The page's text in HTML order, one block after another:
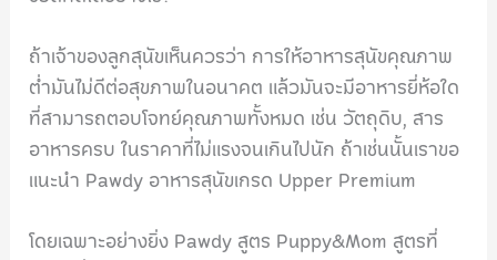
ถ้าเจ้าของลูกสุนัขเห็นควรว่า การให้อาหารสุนัขคุณภาพ
ต่ำมันไม่ดีต่อสุขภาพในอนาคต แล้วมันจะมีอาหารยี่ห้อใด
ที่สามารถตอบโจทย์คุณภาพทั้งหมด เช่น วัตถุดิบ, สาร
อาหารครบ ในราคาที่ไม่แรงจนเกินไปนัก ถ้าเช่นนั้นเราขอ
แนะนำ Pawdy อาหารสุนัขเกรด Upper Premium
โดยเฉพาะอย่างยิ่ง Pawdy สูตร Puppy&Mom สูตรที่